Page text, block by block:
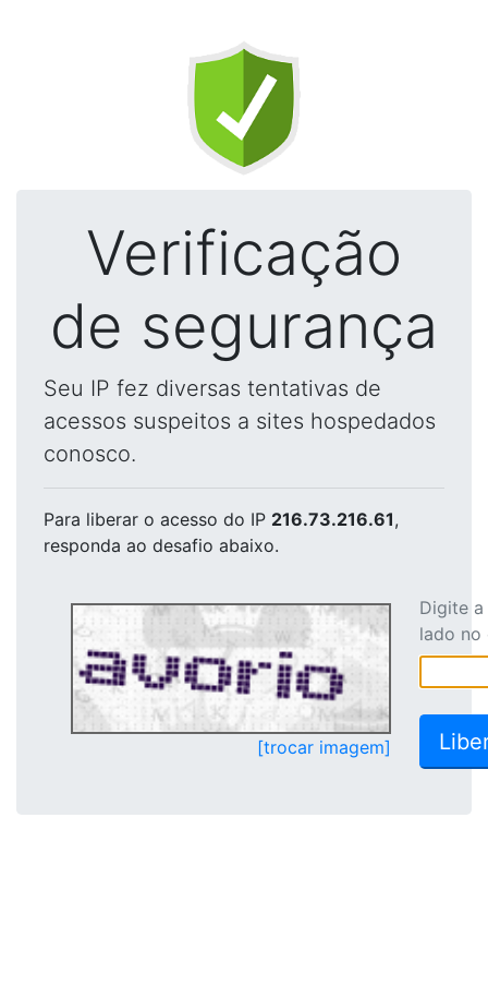
Verificação
de segurança
Seu IP fez diversas tentativas de
acessos suspeitos a sites hospedados
conosco.
Para liberar o acesso do IP 216.73.216.61,
responda ao desafio abaixo.
[trocar imagem]
Digite
lado no